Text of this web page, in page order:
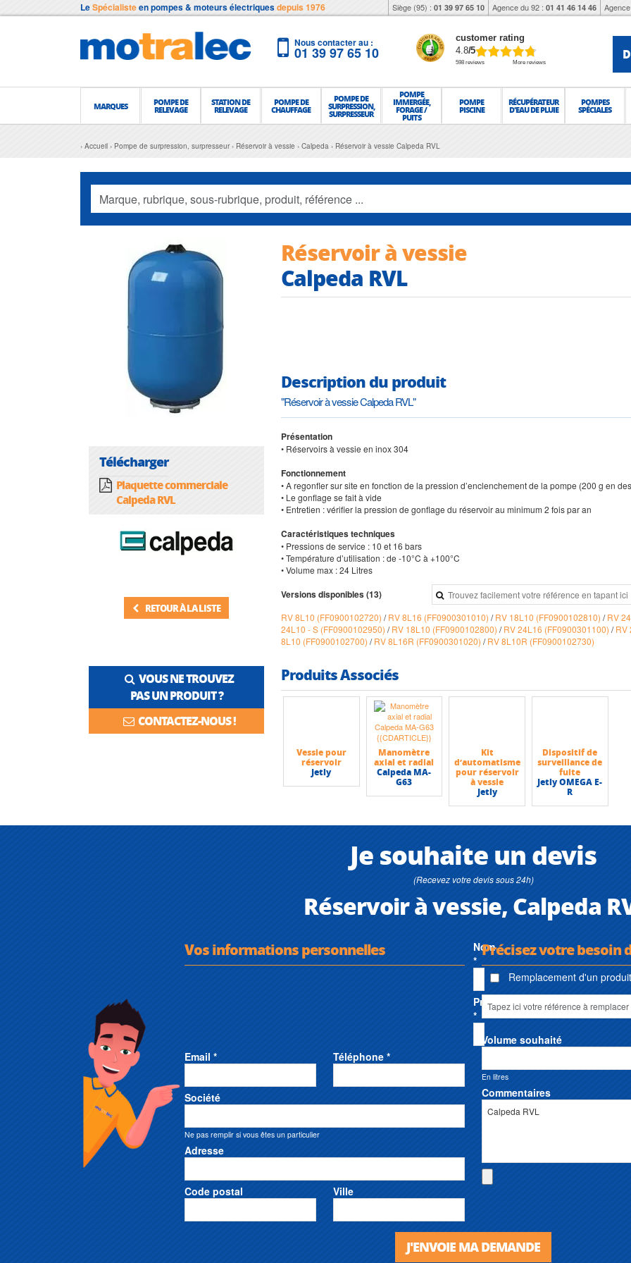
LeSpécialisteen pompes & moteurs électriquesdepuis 1976 Siège (95) : 01 39 97 65 10 Agence du 92 : 01 41 46 14 46
Nous contacter au :
01 39 97 65 10
customer rating
4.8/5
598 reviews More reviews
MARQUES POMPE DE
RELEVAGE
STATION DE
RELEVAGE
POMPE DE
CHAUFFAGE
POMPE DE
SURPRESSION,
SURPRESSEUR
POMPE
IMMERGÉE,
FORAGE /
PUITS
POMPE
PISCINE
RÉCUPÉRATEUR
D'EAU DE PLUIE
POMPES
SPÉCIALES
Accueil Pompe de surpression, surpresseur Réservoir à vessie Calpeda Réservoir à vessie Calpeda RVL
Télécharger
Plaquette commerciale
Calpeda RVL
RETOUR À LA LISTE
VOUS NE TROUVEZ
PAS UN PRODUIT ?
CONTACTEZ-NOUS !
Réservoir à vessie
Calpeda RVL
Description du produit
"Réservoir à vessie Calpeda RVL"
Présentation
• Réservoirs à vessie en inox 304
Fonctionnement
• A regonfler sur site en fonction de la pression d’enclenchement de la pompe (200 g en
• Le gonflage se fait à vide
• Entretien : vérifier la pression de gonflage du réservoir au minimum 2 fois par an
Caractéristiques techniques
• Pressions de service : 10 et 16 bars
• Température d’utilisation : de -10°C à +100°C
• Volume max : 24 Litres
Versions disponibles (13)
RV 8L10 (FF0900102720) /RV 8L16 (FF0900301010) /RV 18L10 (FF0900102810) /RV
24L10 - S (FF0900102950) /RV 18L10 (FF0900102800) /RV 24L16 (FF0900301100) /RV
8L10 (FF0900102700) /RV 8L16R (FF0900301020) /RV 8L10R (FF0900102730)
Produits Associés
Vessie pour
réservoir
Jetly
Manomètre
axial et radial
Calpeda MA-
G63
Kit
d’automatisme
pour réservoir
à vessie
Jetly
Dispositif de
surveillance de
fuite
Jetly OMEGA E-
R
Je souhaite un devis
(Recevez votre devis sous 24h)
Réservoir à vessie, Calpeda
Vos informations personnelles
Nom
*
Prénom
*
Email * Téléphone *
Société
Ne pas remplir si vous êtes un particulier
Adresse
Code postal Ville
Précisez votre besoin
Remplacement d'un
Volume souhaité
En litres
Commentaires
J'ENVOIE MA DEMANDE